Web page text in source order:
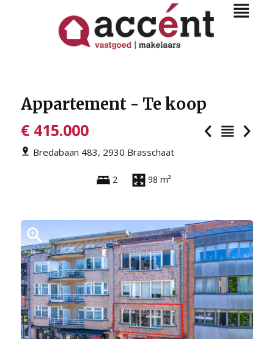
Appartement - Te koop
€ 415.000
Bredabaan 483, 2930 Brasschaat
2 98 m²